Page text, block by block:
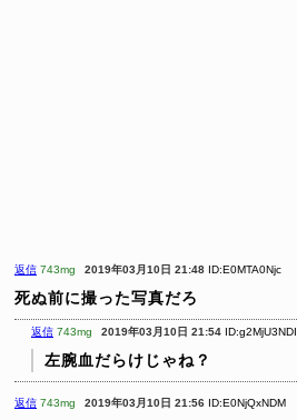
返信 743mg 2019年03月10日 21:48 ID:E0MTA0Njc
死ぬ前に撮った写真だろ
返信 743mg 2019年03月10日 21:54 ID:g2MjU3NDI
左腕血だらけじゃね？
返信 743mg 2019年03月10日 21:56 ID:E0NjQxNDM